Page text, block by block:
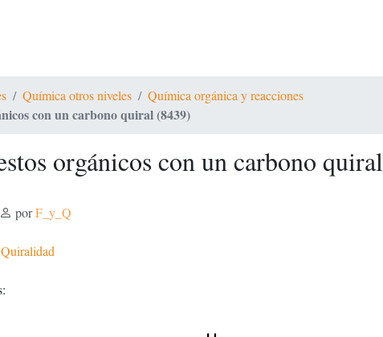
Química otros niveles Química orgánica y reacciones
con un carbono quiral (8439)
orgánicos con un carbono quiral
porF_y_Q
Quiralidad